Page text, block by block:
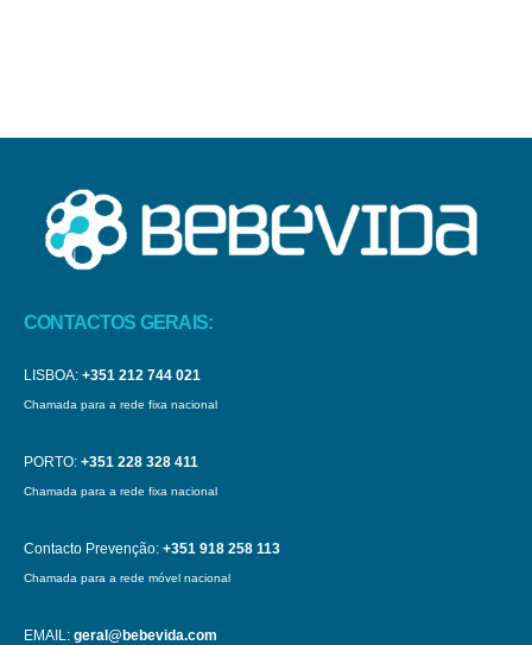
CONTACTOS GERAIS:
LISBOA: +351 212 744 021
Chamada para a rede fixa nacional
PORTO: +351 228 328 411
Chamada para a rede fixa nacional
Contacto Prevenção: +351 918 258 113
Chamada para a rede móvel nacional
EMAIL: geral@bebevida.com